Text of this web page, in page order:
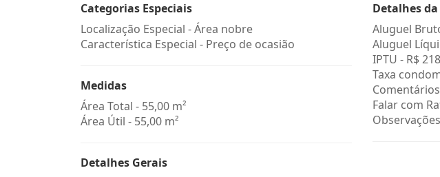
Categorias Especiais
Localização Especial - Área nobre
Característica Especial - Preço de ocasião
Medidas
Área Total - 55,00 m²
Área Útil - 55,00 m²
Detalhes Gerais
Detalhes
Aluguel
Aluguel
IPTU - R$
Taxa
Falar com